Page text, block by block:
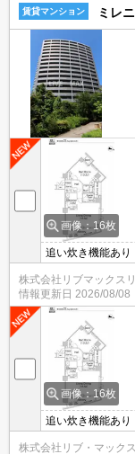
賃貸マンション ミレ
画像：16枚
追い炊き機能あり
覧・オンライン契
社ではネットに掲
で気になる物件は
株式会社リブマックス
情報更新日 2026/08/08
画像：16枚
追い炊き機能あり
覧・オンライン契
社ではネットに掲
株式会社リブ・マック